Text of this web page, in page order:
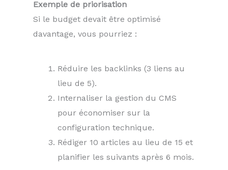
Exemple de priorisation
Si le budget devait être optimisé
davantage, vous pourriez :
Réduire les backlinks (3 liens au
lieu de 5).
Internaliser la gestion du CMS
pour économiser sur la
configuration technique.
Rédiger 10 articles au lieu de 15 et
planifier les suivants après 6 mois.